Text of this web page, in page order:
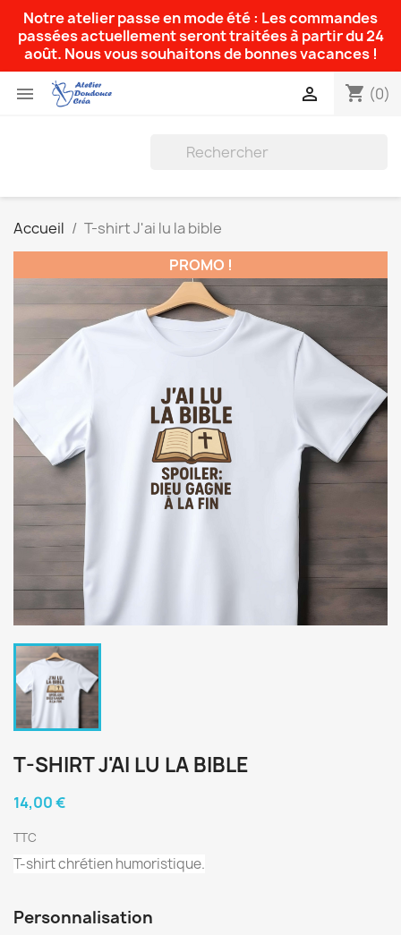
Notre atelier passe en mode été : Les commandes
passées actuellement seront traitées à partir du 24
août. Nous vous souhaitons de bonnes vacances !
 shopping_cart (0)

Accueil
T-shirt J'ai lu la bible
PROMO !
T-SHIRT J'AI LU LA BIBLE
14,00 €
TTC
T-shirt chrétien humoristique.
Personnalisation